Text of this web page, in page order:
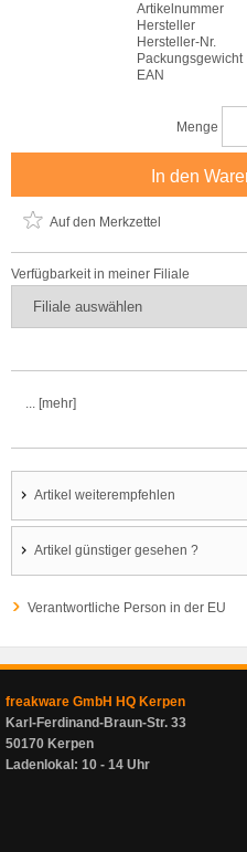
Artikelnummer
Hersteller
Hersteller-Nr.
Packungsgewicht
EAN
Menge
In den
Auf den Merkzettel
Verfügbarkeit in meiner Filiale
... [mehr]
Artikel weiterempfehlen
Artikel günstiger gesehen ?
Verantwortliche Person in der EU
freakware GmbH HQ Kerpen
Karl-Ferdinand-Braun-Str. 33
50170 Kerpen
Ladenlokal: 10 - 14 Uhr